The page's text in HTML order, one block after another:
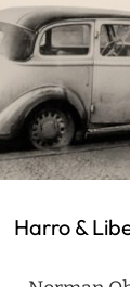
Harro &